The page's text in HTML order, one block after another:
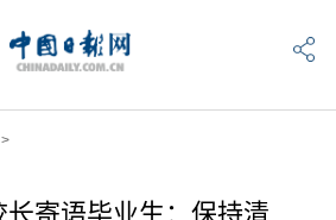
寄语毕业生：保持清